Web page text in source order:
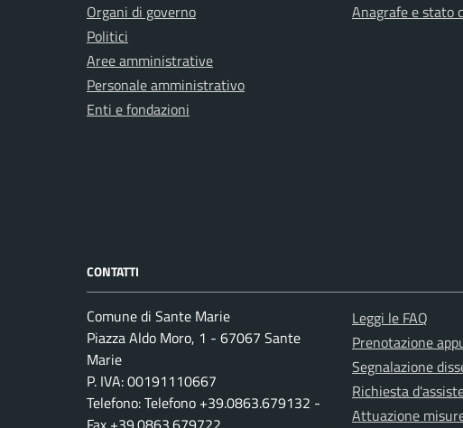
Organi di governo
Politici
Aree amministrative
Personale amministrativo
Enti e fondazioni
Anagrafe e stato
CONTATTI
Comune di Sante Marie
Piazza Aldo Moro, 1 - 67067 Sante
Marie
P. IVA: 00191110667
Telefono: Telefono +39.0863.679132 -
Leggi le FAQ
Prenotazione
Segnalazione
Richiesta
Attuazione